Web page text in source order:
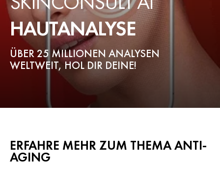
HAUTANALYSE
ÜBER 25 MILLIONEN ANALYSEN
WELTWEIT, HOL DIR DEINE!
ERFAHRE MEHR ZUM THEMA ANTI-
AGING